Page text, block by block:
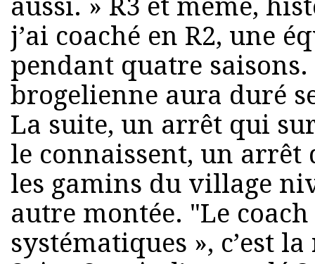
aussi. » R3 et même,
j’ai coaché en R2, une
pendant quatre saisons.
brogelienne aura duré
La suite, un arrêt qui
le connaissent, un arrêt
les gamins du village
autre montée. "Le
systématiques », c’est